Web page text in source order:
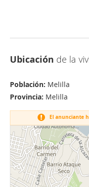
Ubicación de la
Población: Melilla
Provincia: Melilla
El anunciante